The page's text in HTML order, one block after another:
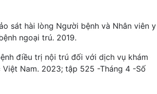
sát hài lòng Người bệnh và Nhân viên y
ngoại trú. 2019.
điều trị nội trú đối với dịch vụ khám
Nam. 2023; tập 525 -Tháng 4 -Số